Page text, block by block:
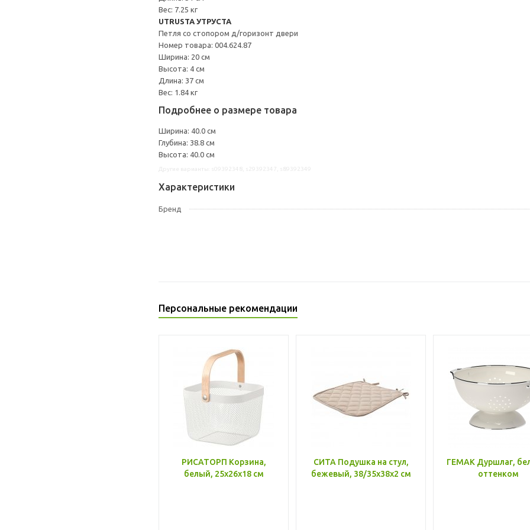
Вес: 7.25 кг
UTRUSTA УТРУСТА
Петля со стопором д/горизонт двери
Номер товара: 004.624.87
Ширина: 20 см
Высота: 4 см
Длина: 37 см
Вес: 1.84 кг
Подробнее о размере товара
Ширина: 40.0 см
Глубина: 38.8 см
Высота: 40.0 см
Характеристики
Бренд
Персональные рекомендации
РИСАТОРП Корзина,
белый, 25x26x18 см
СИТА Подушка на стул,
бежевый, 38/35x38x2 см
ГЕМАК Дуршлаг,
оттенком